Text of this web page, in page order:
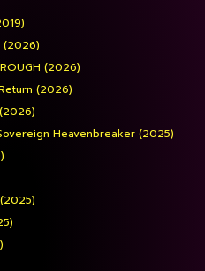
(2026)
(2026)
(2026)
Heavenbreaker (2025)